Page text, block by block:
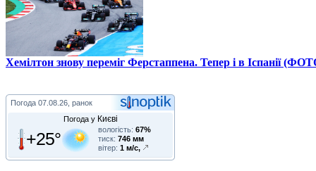
Хемілтон знову переміг Ферстаппена. Тепер і в Іспанії
Погода 07.08.26, ранок
Погода у Києві
+25° вологість: 67%
тиск: 746 мм
вітер: 1 м/с,